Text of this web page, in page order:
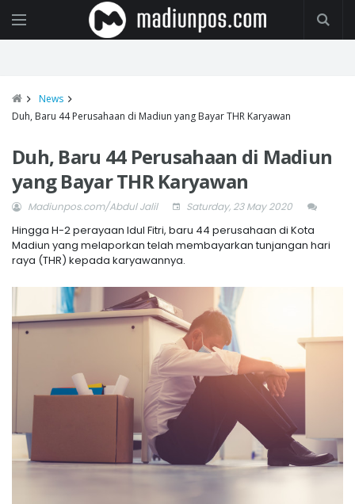
News
Duh, Baru 44 Perusahaan di Madiun yang Bayar THR Karyawan
Duh, Baru 44 Perusahaan di Madiun
yang Bayar THR Karyawan
Madiunpos.com/Abdul Jalil Saturday, 23 May 2020
Hingga H-2 perayaan Idul Fitri, baru 44 perusahaan di Kota
Madiun yang melaporkan telah membayarkan tunjangan hari
raya (THR) kepada karyawannya.